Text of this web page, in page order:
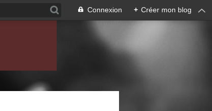
Connexion + Créer mon blog